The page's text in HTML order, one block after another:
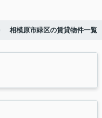
相模原市緑区の賃貸物件一覧